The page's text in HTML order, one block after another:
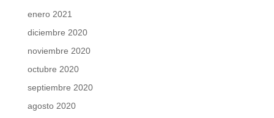
enero 2021
diciembre 2020
noviembre 2020
octubre 2020
septiembre 2020
agosto 2020